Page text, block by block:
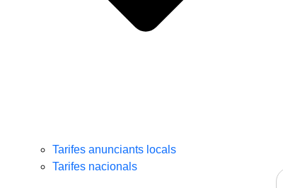
Tarifes anunciants locals
Tarifes nacionals